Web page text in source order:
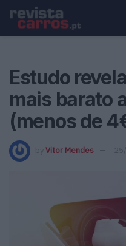
Estudo
mais barato
(menos de
by Vitor Mendes